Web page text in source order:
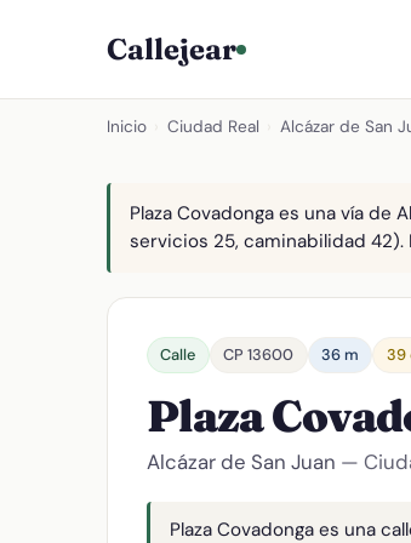
Callejear
Inicio Ciudad Real Alcázar de San
Plaza Covadonga es una vía de
servicios 25, caminabilidad
Calle CP 13600 36 m 39
Plaza
Alcázar de San Juan —
Plaza Covadonga es una